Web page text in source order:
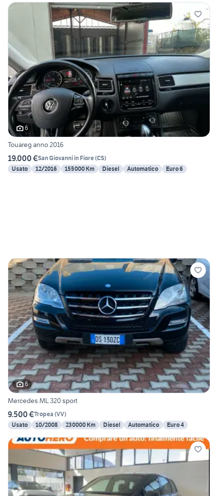
6
Touareg anno 2016
19.000 €San Giovanni in Fiore(CS)
Usato
12/2016 155000 Km Diesel Automatico Euro 6
6
Mercedes ML 320 sport
9.500 €Tropea (VV)
Usato
10/2008 230000 Km Diesel Automatico Euro 4